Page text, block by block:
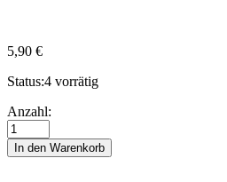
5,90 €
Status:4 vorrätig
Adventskalender
Geschenkschachteln
Kit
Anzahl
Anzahl:
In den Warenkorb